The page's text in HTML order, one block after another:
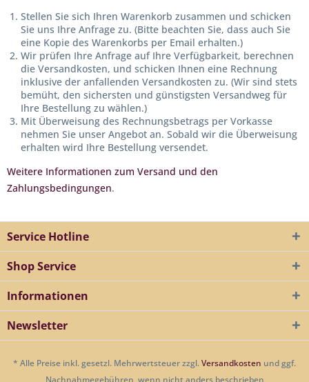
Stellen Sie sich Ihren Warenkorb zusammen und schicken
Sie uns Ihre Anfrage zu. (Bitte beachten Sie, dass auch Sie
eine Kopie des Warenkorbs per Email erhalten.)
Wir prüfen Ihre Anfrage auf Ihre Verfügbarkeit, berechnen
die Versandkosten, und schicken Ihnen eine Rechnung
inklusive der anfallenden Versandkosten zu. (Wir sind stets
bemüht, den sichersten und günstigsten Versandweg für
Ihre Bestellung zu wählen.)
Mit Überweisung des Rechnungsbetrags per Vorkasse
nehmen Sie unser Angebot an. Sobald wir die Überweisung
erhalten wird Ihre Bestellung versendet.
Weitere Informationen zum Versand und den
Zahlungsbedingungen.
Service Hotline
Shop Service
Informationen
Newsletter
* Alle Preise inkl. gesetzl. Mehrwertsteuer zzgl.Versandkosten und ggf.